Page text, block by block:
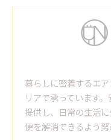
暮らしに密着するエ
リアで承っています
提供し、日常の生活
便を解消できるよう努